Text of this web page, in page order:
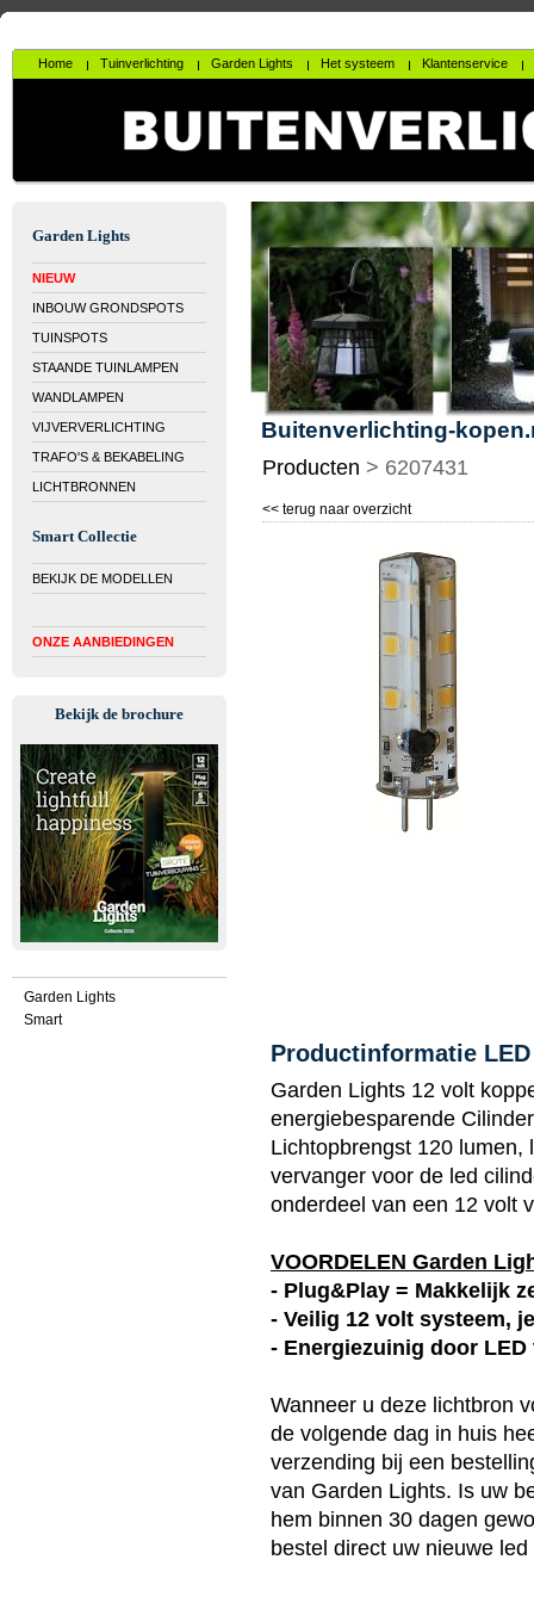
Home Tuinverlichting Garden Lights Het systeem Klantenservice
Garden Lights
NIEUW
INBOUW GRONDSPOTS
TUINSPOTS
STAANDE TUINLAMPEN
WANDLAMPEN
VIJVERVERLICHTING
TRAFO'S & BEKABELING
LICHTBRONNEN
Smart Collectie
BEKIJK DE MODELLEN
ONZE AANBIEDINGEN
Bekijk de brochure
Garden Lights
Smart
Buitenverlichting-
Producten > 6207431
<< terug naar overzicht
Productinformatie
Garden Lights 12 volt
energiebesparende
Lichtopbrengst 120 lumen,
vervanger voor de led
onderdeel van een 12 volt
VOORDELEN Garden
- Plug&Play = Makkelijk
- Veilig 12 volt systeem,
- Energiezuinig door
Wanneer u deze lichtbron
de volgende dag in huis
verzending bij een
van Garden Lights. Is uw
hem binnen 30 dagen
bestel direct uw nieuwe